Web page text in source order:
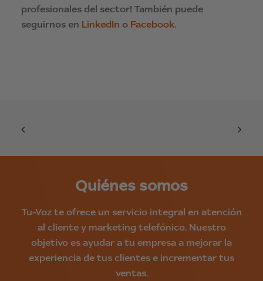
profesionales del sector! También puede
seguirnos en LinkedIn o Facebook.
Quiénes somos
Tu-Voz te ofrece un servicio integral en atención
al cliente y marketing telefónico. Nuestro
objetivo es ayudar a tu empresa a mejorar la
experiencia de tus clientes e incrementar tus
ventas.